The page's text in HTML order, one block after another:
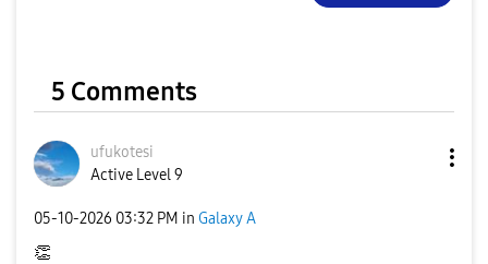
5 Comments
ufukotesi
Active Level 9
‎05-10-2026 03:32 PM in Galaxy A
👏